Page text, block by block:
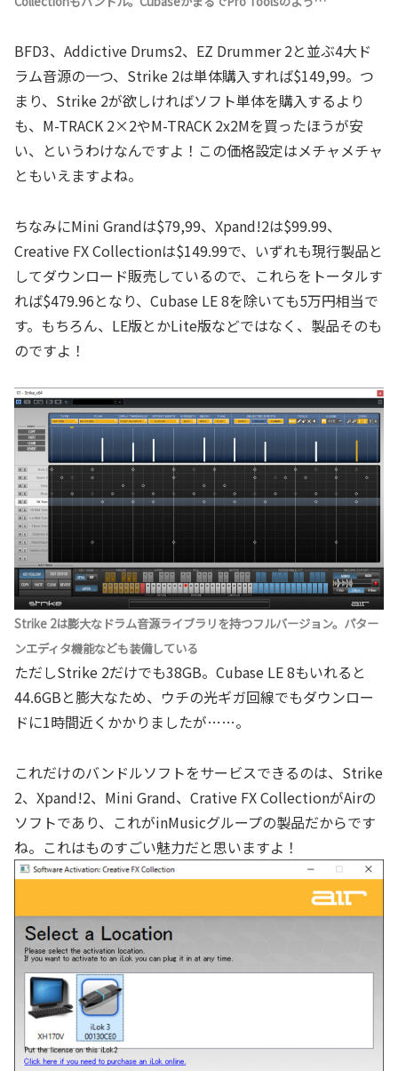
BFD3、Addictive Drums2、EZ Drummer 2と並ぶ4大ド
ラム音源の一つ、Strike 2は単体購入すれば$149,99。つ
まり、Strike 2が欲しければソフト単体を購入するより
も、M-TRACK 2×2やM-TRACK 2x2Mを買ったほうが安
い、というわけなんですよ！この価格設定はメチャメチャ
ともいえますよね。
ちなみにMini Grandは$79,99、Xpand!2は$99.99、
Creative FX Collectionは$149.99で、いずれも現行製品と
してダウンロード販売しているので、これらをトータルす
れば$479.96となり、Cubase LE 8を除いても5万円相当で
す。もちろん、LE版とかLite版などではなく、製品そのも
のですよ！
Strike 2は膨大なドラム音源ライブラリを持つフルバージョン。パター
ンエディタ機能なども装備している
ただしStrike 2だけでも38GB。Cubase LE 8もいれると
44.6GBと膨大なため、ウチの光ギガ回線でもダウンロー
ドに1時間近くかかりましたが……。
これだけのバンドルソフトをサービスできるのは、Strike
2、Xpand!2、Mini Grand、Crative FX CollectionがAirの
ソフトであり、これがinMusicグループの製品だからです
ね。これはものすごい魅力だと思いますよ！